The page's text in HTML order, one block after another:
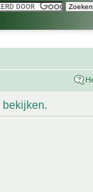
bekijken.